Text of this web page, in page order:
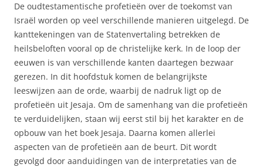
De oudtestamentische profetieën over de toekomst van
Israël worden op veel verschillende manieren uitgelegd. De
kanttekeningen van de Statenvertaling betrekken de
heilsbeloften vooral op de christelijke kerk. In de loop der
eeuwen is van verschillende kanten daartegen bezwaar
gerezen. In dit hoofdstuk komen de belangrijkste
leeswijzen aan de orde, waarbij de nadruk ligt op de
profetieën uit Jesaja. Om de samenhang van die profetieën
te verduidelijken, staan wij eerst stil bij het karakter en de
opbouw van het boek Jesaja. Daarna komen allerlei
aspecten van de profetieën aan de beurt. Dit wordt
gevolgd door aanduidingen van de interpretaties van de